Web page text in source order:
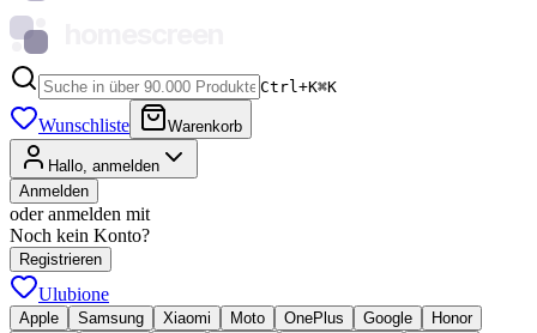
Ctrl+K⌘K
Wunschliste Warenkorb
Hallo, anmelden
Anmelden
oder anmelden mit
Noch kein Konto?
Registrieren
Ulubione
Apple Samsung Xiaomi Moto OnePlus Google
Honor